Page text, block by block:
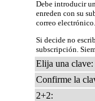
Debe introducir
enreden con su
correo electrónico.
Si decide no
subscripción.
Elija una clave:
Confirme la
2+2: